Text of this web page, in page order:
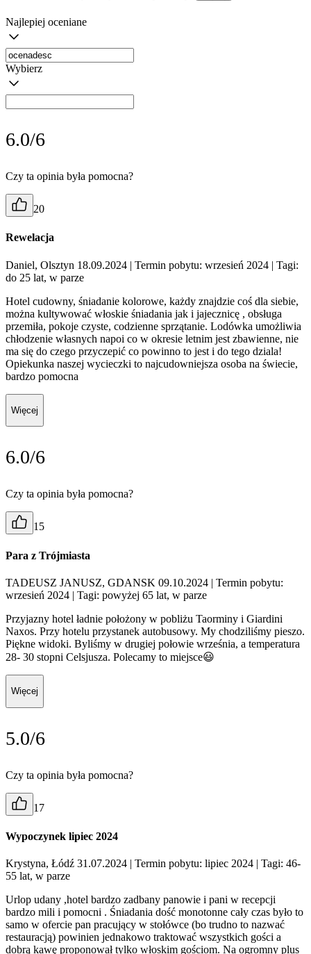
Najlepiej oceniane
Wybierz
6.0/6
Czy ta opinia była pomocna?
20
Rewelacja
Daniel, Olsztyn 18.09.2024 | Termin pobytu: wrzesień 2024 | Tagi:
do 25 lat, w parze
Hotel cudowny, śniadanie kolorowe, każdy znajdzie coś dla siebie,
można kultywować włoskie śniadania jak i jajecznicę , obsługa
przemiła, pokoje czyste, codzienne sprzątanie. Lodówka umożliwia
chłodzenie własnych napoi co w okresie letnim jest zbawienne, nie
ma się do czego przyczepić co powinno to jest i do tego dziala!
Opiekunka naszej wycieczki to najcudowniejsza osoba na świecie,
bardzo pomocna
Więcej
6.0/6
Czy ta opinia była pomocna?
15
Para z Trójmiasta
TADEUSZ JANUSZ, GDANSK 09.10.2024 | Termin pobytu:
wrzesień 2024 | Tagi: powyżej 65 lat, w parze
Przyjazny hotel ładnie położony w pobliżu Taorminy i Giardini
Naxos. Przy hotelu przystanek autobusowy. My chodziliśmy pieszo.
Piękne widoki. Byliśmy w drugiej połowie września, a temperatura
28- 30 stopni Celsjusza. Polecamy to miejsce😃
Więcej
5.0/6
Czy ta opinia była pomocna?
17
Wypoczynek lipiec 2024
Krystyna, Łódź 31.07.2024 | Termin pobytu: lipiec 2024 | Tagi: 46-
55 lat, w parze
Urlop udany ,hotel bardzo zadbany panowie i pani w recepcji
bardzo mili i pomocni . Śniadania dość monotonne cały czas było to
samo w ofercie pan pracujący w stołówce (bo trudno to nazwać
restauracją) powinien jednakowo traktować wszystkich gości a
dobrą kawę proponował tylko włoskim gościom. Na ogromny plus